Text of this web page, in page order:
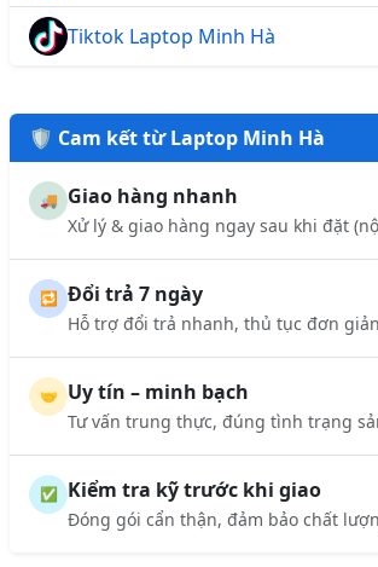
Tiktok Laptop Minh Hà
🛡️ Cam kết từ Laptop Minh Hà
🚚 Giao hàng nhanh
Xử lý & giao hàng ngay sau khi đặt
🔁 Đổi trả 7 ngày
Hỗ trợ đổi trả nhanh, thủ tục đơn giản
🤝 Uy tín – minh bạch
Tư vấn trung thực, đúng tình trạng
✅ Kiểm tra kỹ trước khi giao
Đóng gói cẩn thận, đảm bảo chất